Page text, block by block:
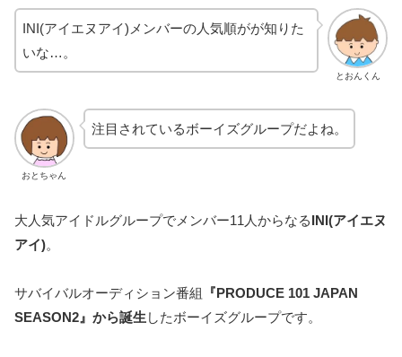
とおんくん
INI(アイエヌアイ)メンバーの人気順がが知りた
いな…。
おとちゃん
注目されているボーイズグループだよね。
大人気アイドルグループでメンバー11人からなるINI(アイエヌ
アイ)。
サバイバルオーディション番組
『PRODUCE 101 JAPAN
SEASON2』から誕生 したボーイズグループです。